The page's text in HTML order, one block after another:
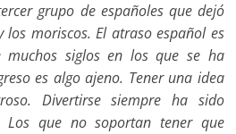
grupo de españoles que dejó
moriscos. El atraso español es
muchos siglos en los que se ha
es algo ajeno. Tener una idea
Divertirse siempre ha sido
Los que no soportan tener que